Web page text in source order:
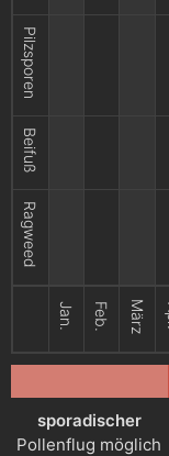
Jan. Feb. März
Pilzsporen
Beifuß
Ragweed
sporadischer
Pollenflug möglich